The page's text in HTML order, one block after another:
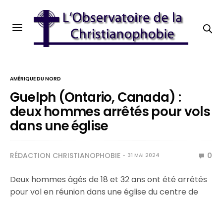
AMÉRIQUE DU NORD
Guelph (Ontario, Canada) :
deux hommes arrêtés pour vols
dans une église
RÉDACTION CHRISTIANOPHOBIE 31 MAI 2024 0
Deux hommes âgés de 18 et 32 ans ont été arrêtés
pour vol en réunion dans une église du centre de